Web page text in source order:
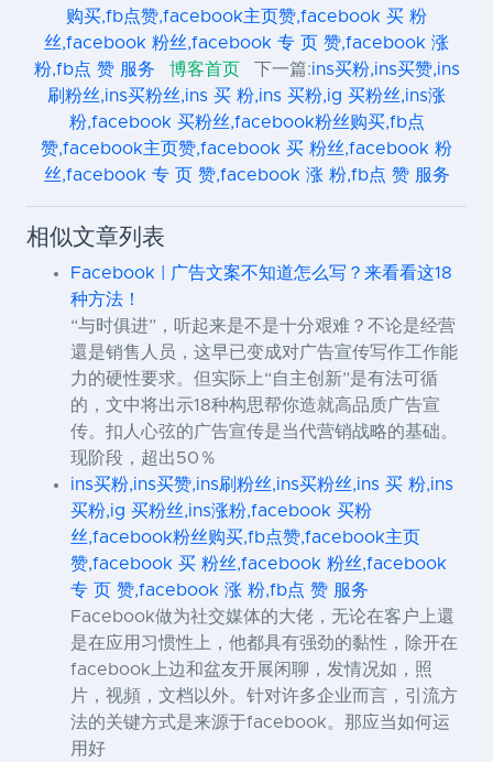
购买,fb点赞,facebook主页赞,facebook 买 粉
丝,facebook 粉丝,facebook 专 页 赞,facebook 涨
粉,fb点 赞 服务
博客首页 下一篇:ins买粉,ins买赞,ins
刷粉丝,ins买粉丝,ins 买 粉,ins 买粉,ig 买粉丝,ins涨
粉,facebook 买粉丝,facebook粉丝购买,fb点
赞,facebook主页赞,facebook 买 粉丝,facebook 粉
丝,facebook 专 页 赞,facebook 涨 粉,fb点 赞 服务
相似文章列表
Facebook | 广告文案不知道怎么写？来看看这18
种方法！
“与时俱进”，听起来是不是十分艰难？不论是经营
還是销售人员，这早已变成对广告宣传写作工作能
力的硬性要求。但实际上“自主创新”是有法可循
的，文中将出示18种构思帮你造就高品质广告宣
传。扣人心弦的广告宣传是当代营销战略的基础。
现阶段，超出50％
ins买粉,ins买赞,ins刷粉丝,ins买粉丝,ins 买 粉,ins
买粉,ig 买粉丝,ins涨粉,facebook 买粉
丝,facebook粉丝购买,fb点赞,facebook主页
赞,facebook 买 粉丝,facebook 粉丝,facebook
专 页 赞,facebook 涨 粉,fb点 赞 服务
Facebook做为社交媒体的大佬，无论在客户上還
是在应用习惯性上，他都具有强劲的黏性，除开在
facebook上边和盆友开展闲聊，发情况如，照
片，视頻，文档以外。针对许多企业而言，引流方
法的关键方式是来源于facebook。那应当如何运
用好